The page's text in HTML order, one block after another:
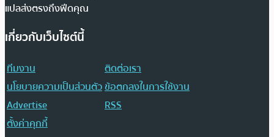
แปลส่งตรงถึงฟีดคุณ
เกี่ยวกับเว็บไซต์นี้
ทีมงาน
ติดต่อเรา
นโยบายความเป็นส่วนตัวข้อตกลงในการใช้งาน
Advertise
RSS
ตั้งค่าคุกกี้